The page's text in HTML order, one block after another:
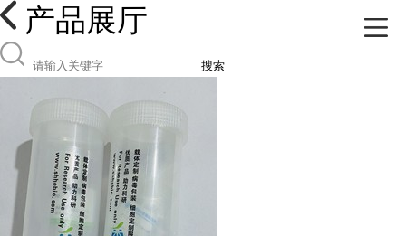
产品展厅
搜索